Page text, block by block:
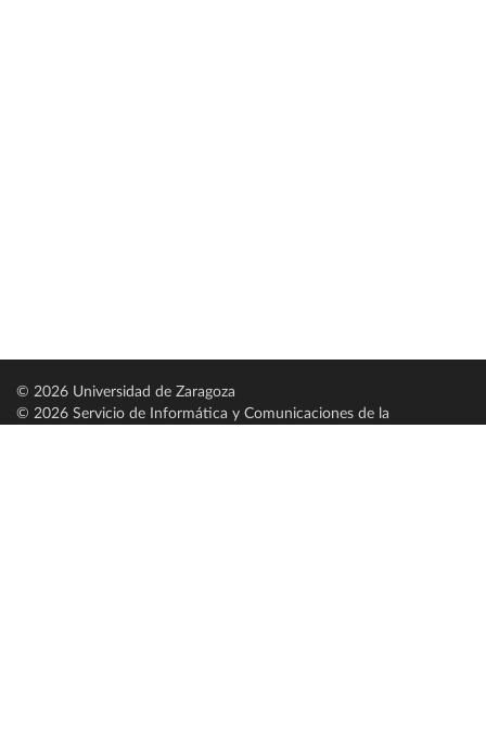
© 2026 Universidad de Zaragoza
© 2026 Servicio de Informática y Comunicaciones de la